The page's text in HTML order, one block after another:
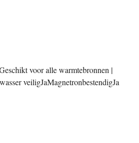
voor alle warmtebronnen |
veiligJaMagnetronbestendigJa